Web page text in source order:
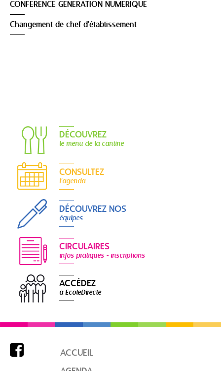
CONFERENCE GENERATION NUMERIQUE
Changement de chef d'établissement
DÉCOUVREZ
le menu de la cantine
CONSULTEZ
l'agenda
DÉCOUVREZ NOS
équipes
CIRCULAIRES
infos pratiques - inscriptions
ACCÉDEZ
à EcoleDirecte

ACCUEIL